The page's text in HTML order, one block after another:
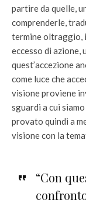
partire da quelle,
comprenderle,
termine oltraggio,
eccesso di azione,
quest’accezione
come luce che
visione proviene
sguardi a cui
provato quindi a
visione con la
“Con